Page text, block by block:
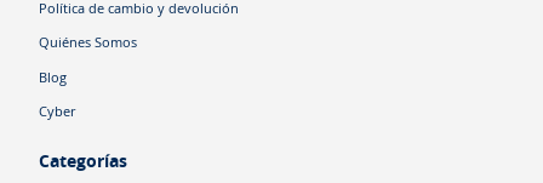
Política de cambio y devolución
Quiénes Somos
Blog
Cyber
Categorías